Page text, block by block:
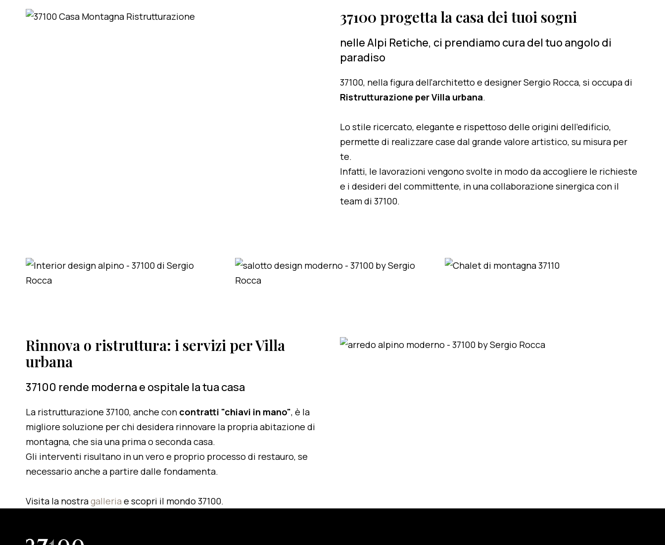
37100 progetta la casa dei tuoi sogni
nelle Alpi Retiche, ci prendiamo cura del tuo angolo di
paradiso
37100, nella figura dell'architetto e designer Sergio Rocca, si occupa di
Ristrutturazione per Villa urbana.
Lo stile ricercato, elegante e rispettoso delle origini dell'edificio,
permette di realizzare case dal grande valore artistico, su misura per
te.
Infatti, le lavorazioni vengono svolte in modo da accogliere le richieste
e i desideri del committente, in una collaborazione sinergica con il
team di 37100.
Rinnova o ristruttura: i servizi per Villa
urbana
37100 rende moderna e ospitale la tua casa
La ristrutturazione 37100, anche con contratti "chiavi in mano", è la
migliore soluzione per chi desidera rinnovare la propria abitazione di
montagna, che sia una prima o seconda casa.
Gli interventi risultano in un vero e proprio processo di restauro, se
necessario anche a partire dalle fondamenta.
Visita la nostragalleria e scopri il mondo 37100.